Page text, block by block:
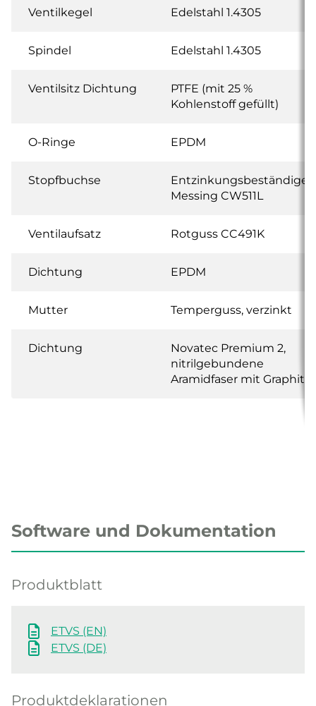
Ventilkegel Edelstahl 1.4305
Spindel Edelstahl 1.4305
Ventilsitz Dichtung
PTFE (mit 25 %
Kohlenstoff gefüllt)
O-Ringe EPDM
Stopfbuchse
Entzinkungsbeständiges
Messing CW511L
Ventilaufsatz Rotguss CC491K
Dichtung EPDM
Mutter Temperguss, verzinkt
Dichtung
Novatec Premium 2,
nitrilgebundene
Aramidfaser mit Graphit
Software und Dokumentation
Produktblatt
ETVS (EN)
ETVS (DE)
Produktdeklarationen